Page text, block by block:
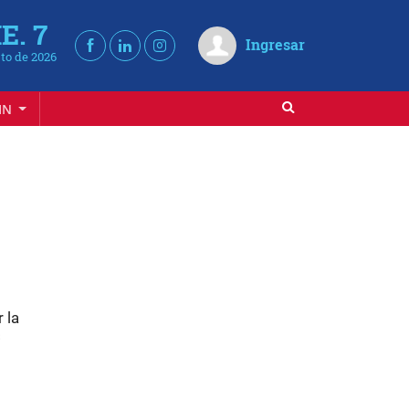
7
de 2026
Ingresar
la